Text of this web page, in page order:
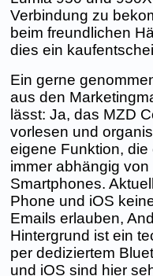
Verbindung zu
beim freundlichen
dies ein
Ein gerne
aus den
lässt: Ja, das MZD
vorlesen und
eigene Funktion,
immer abhängig
Smartphones.
Phone und iOS
Emails erlauben,
Hintergrund ist ein
per dediziertem
und iOS sind hier